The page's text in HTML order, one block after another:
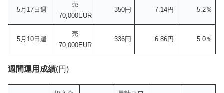
5月17日週
売
70,000EUR
350円 7.14円 5.2％
5月10日週
売
70,000EUR
336円 6.86円 5.0％
週間運用成績(円)